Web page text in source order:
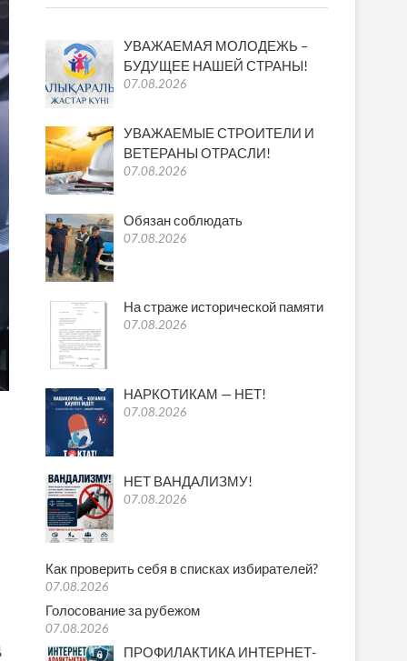
УВАЖАЕМАЯ МОЛОДЕЖЬ –
БУДУЩЕЕ НАШЕЙ СТРАНЫ!
07.08.2026
УВАЖАЕМЫЕ СТРОИТЕЛИ И
ВЕТЕРАНЫ ОТРАСЛИ!
07.08.2026
Обязан соблюдать
07.08.2026
На страже исторической памяти
07.08.2026
НАРКОТИКАМ — НЕТ!
07.08.2026
НЕТ ВАНДАЛИЗМУ!
07.08.2026
Как проверить себя в списках избирателей?
07.08.2026
Голосование за рубежом
07.08.2026
ПРОФИЛАКТИКА ИНТЕРНЕТ-